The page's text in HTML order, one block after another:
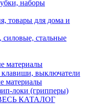
наборы
товары для дома и
стальные
материалы
выключатели
материалы
локи (грипперы)
КАТАЛОГ